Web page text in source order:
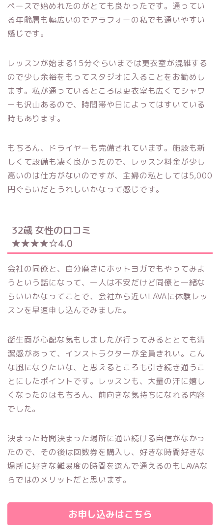
ペースで始めれたのがとても良かったです。通ってい
る年齢層も幅広いのでアラフォーの私でも通いやすい
感じです。
レッスンが始まる15分ぐらいまでは更衣室が混雑する
ので少し余裕をもってスタジオに入ることをお勧めし
ます。私が通っているところは更衣室も広くてシャワ
ーも沢山あるので、時間帯や日によってはすいている
時もあります。
もちろん、ドライヤーも完備されています。施設も新
しくて設備も凄く良かったので、レッスン料金が少し
高いのは仕方がないのですが、主婦の私としては5,000
円ぐらいだとうれしいかなって感じです。
32歳 女性の口コミ
★★★★☆4.0
会社の同僚と、自分磨きにホットヨガでもやってみよ
うという話になって、一人は不安だけど同僚と一緒な
らいいかなってことで、会社から近いLAVAに体験レッ
スンを早速申し込んでみました。
衛生面が心配な気もしましたが行ってみるととても清
潔感があって、インストラクターが全員きれい。こん
な風になりたいな、と思えるところも引き続き通うこ
とにしたポイントです。レッスンも、大量の汗に嬉し
くなったのはもちろん、前向きな気持ちになれる内容
でした。
決まった時間決まった場所に通い続ける自信がなかっ
たので、その後は回数券を購入し、好きな時間好きな
場所に好きな難易度の時間を選んで通えるのもLAVAな
らではのメリットだと思います。
お申し込みはこちら